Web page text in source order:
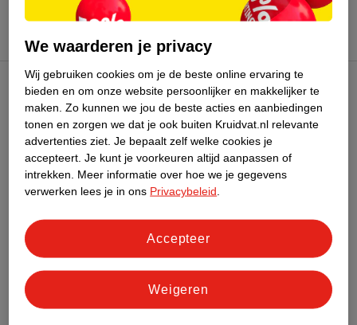
Kruidvat Club
Klantenservice
Over Kruidvat
We waarderen je privacy
Wij gebruiken cookies om je de beste online ervaring te
bieden en om onze website persoonlijker en makkelijker te
maken. Zo kunnen we jou de beste acties en aanbiedingen
tonen en zorgen we dat je ook buiten Kruidvat.nl relevante
advertenties ziet. Je bepaalt zelf welke cookies je
accepteert. Je kunt je voorkeuren altijd aanpassen of
intrekken.
Meer informatie over hoe we je gegevens
verwerken lees je in ons Privacybeleid
Weigeren
Accepteer